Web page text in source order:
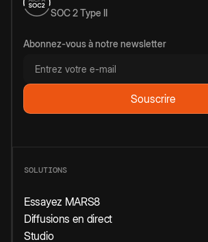
SOC 2 Type II
Abonnez-vous à notre newsletter
SOLUTIONS
Essayez MARS8
Diffusions en direct
Studio